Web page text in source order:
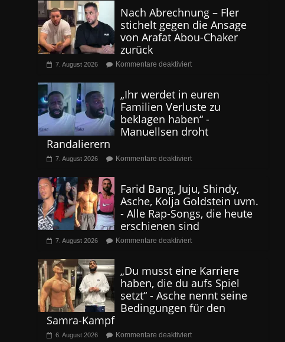
Nach Abrechnung – Fler
stichelt gegen die Ansage
von Arafat Abou-Chaker
zurück
7. August 2026 Kommentare deaktiviert
„Ihr werdet in euren
Familien Verluste zu
beklagen haben“ -
Manuellsen droht
Randalierern
7. August 2026 Kommentare deaktiviert
Farid Bang, Juju, Shindy,
Asche, Kolja Goldstein uvm.
- Alle Rap-Songs, die heute
erschienen sind
7. August 2026 Kommentare deaktiviert
„Du musst eine Karriere
haben, die du aufs Spiel
setzt“ - Asche nennt seine
Bedingungen für den
Samra-Kampf
6. August 2026 Kommentare deaktiviert